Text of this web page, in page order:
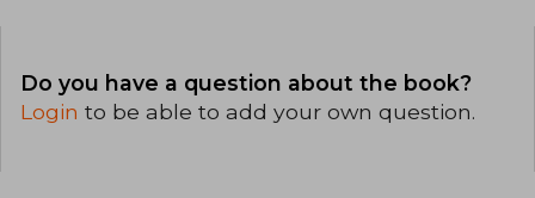
Do you have a question about the book?
Login to be able to add your own question.